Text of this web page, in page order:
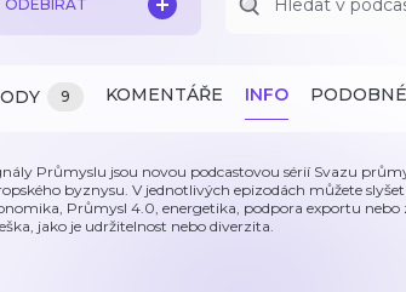
ODEBÍRAT
9 KOMENTÁŘE INFO PODOBNÉ
Průmyslu jsou novou podcastovou sérií Svazu
byznysu. V jednotlivých epizodách můžete
Průmysl 4.0, energetika, podpora exportu
jako je udržitelnost nebo diverzita.